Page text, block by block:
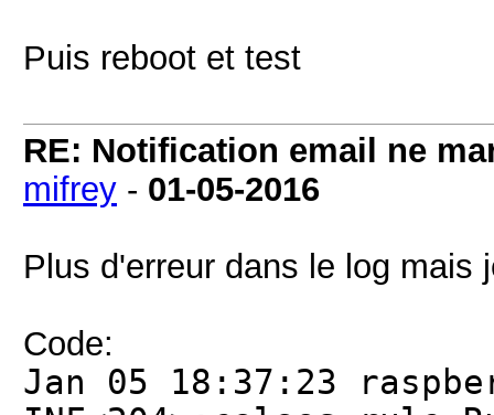
Puis reboot et test
RE: Notification email ne
mifrey - 01-05-2016
Plus d'erreur dans le log mais
Code:
Jan 05 18:37:23